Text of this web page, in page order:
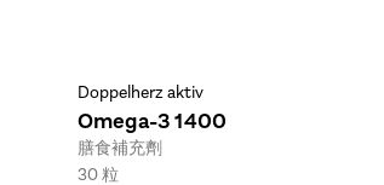
Doppelherz aktiv
Omega-3 1400
Type:
膳食補充劑
Size:
30 粒